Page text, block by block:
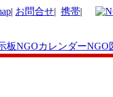
| お問合せ| 携帯|
板NGOカレンダーNGO